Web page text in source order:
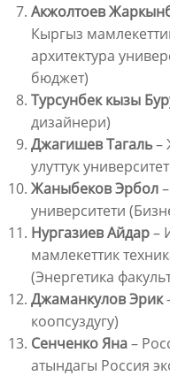
Акжолтоев
Кыргыз
архитектура
бюджет)
Турсунбек кызы
дизайнери)
Джагишев Тагаль–
улуттук
Жаныбеков Эрбол
университети
Нургазиев Айдар–
мамлекеттик
(Энергетика
Джаманкулов Эрик
коопсуздугу)
Сенченко Яна–
атындагы Россия